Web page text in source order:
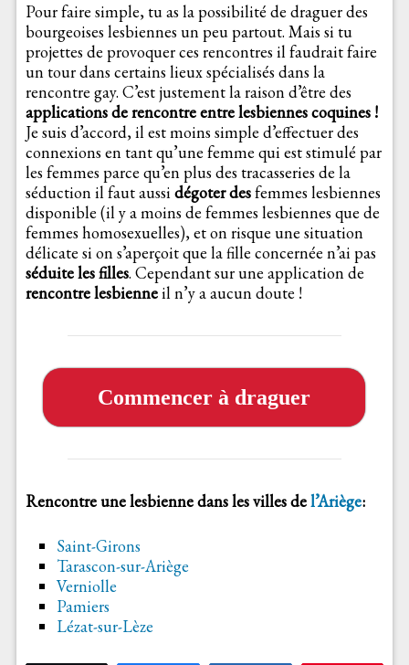
Pour faire simple, tu as la possibilité de draguer des
bourgeoises lesbiennes un peu partout. Mais si tu
projettes de provoquer ces rencontres il faudrait faire
un tour dans certains lieux spécialisés dans la
rencontre gay. C’est justement la raison d’être des
applications de rencontre entre lesbiennes coquines !
Je suis d’accord, il est moins simple d’effectuer des
connexions en tant qu’une femme qui est stimulé par
les femmes parce qu’en plus des tracasseries de la
séduction il faut aussidégoter desfemmes lesbiennes
disponible (il y a moins de femmes lesbiennes que de
femmes homosexuelles), et on risque une situation
délicate si on s’aperçoit que la fille concernée n’ai pas
séduite les filles. Cependant sur une application de
rencontre lesbienneil n’y a aucun doute !
Commencer à draguer
Rencontre une lesbienne dans les villes del’Ariège:
Saint-Girons
Tarascon-sur-Ariège
Verniolle
Pamiers
Lézat-sur-Lèze